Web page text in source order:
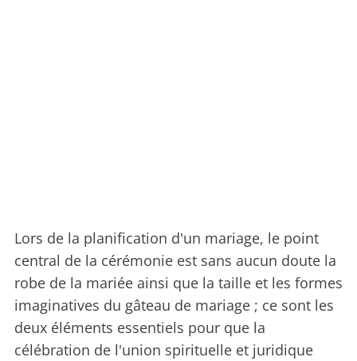
Lors de la planification d'un mariage, le point
central de la cérémonie est sans aucun doute la
robe de la mariée ainsi que la taille et les formes
imaginatives du gâteau de mariage ; ce sont les
deux éléments essentiels pour que la
célébration de l'union spirituelle et juridique